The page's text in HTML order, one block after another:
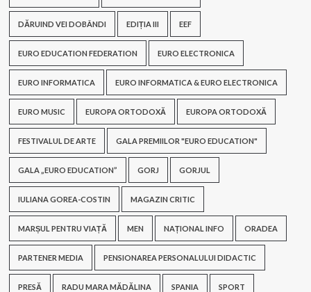
DĂRUIND VEI DOBÂNDI EDIȚIA III EEF
EURO EDUCATION FEDERATION EURO ELECTRONICA
EURO INFORMATICA EURO INFORMATICA & EURO ELECTRONICA
EURO MUSIC EUROPA ORTODOXĂ EUROPA ORTODOXĂ
FESTIVALUL DE ARTE GALA PREMIILOR "EURO EDUCATION"
GALA „EURO EDUCATION” GORJ GORJUL
IULIANA GOREA-COSTIN MAGAZIN CRITIC
MARȘUL PENTRU VIAȚĂ MEN NAȚIONAL INFO ORADEA
PARTENER MEDIA PENSIONAREA PERSONALULUI DIDACTIC
PRESĂ RADU MARA MĂDĂLINA SPANIA SPORT